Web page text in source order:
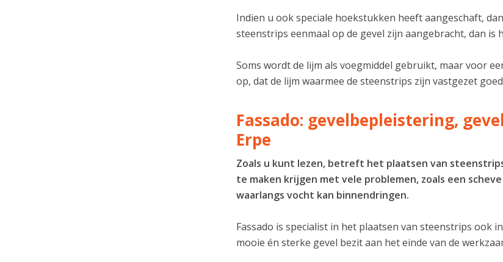
Indien u ook speciale hoekstukken heeft aangeschaft,
steenstrips eenmaal op de gevel zijn aangebracht, dan
Soms wordt de lijm als voegmiddel gebruikt, maar voor
op, dat de lijm waarmee de steenstrips zijn vastgezet
Fassado: gevelbepleistering,
Erpe
Zoals u kunt lezen, betreft het plaatsen van
te maken krijgen met vele problemen, zoals een
waarlangs vocht kan binnendringen.
Fassado is specialist in het plaatsen van steenstrips ook
mooie én sterke gevel bezit aan het einde van de